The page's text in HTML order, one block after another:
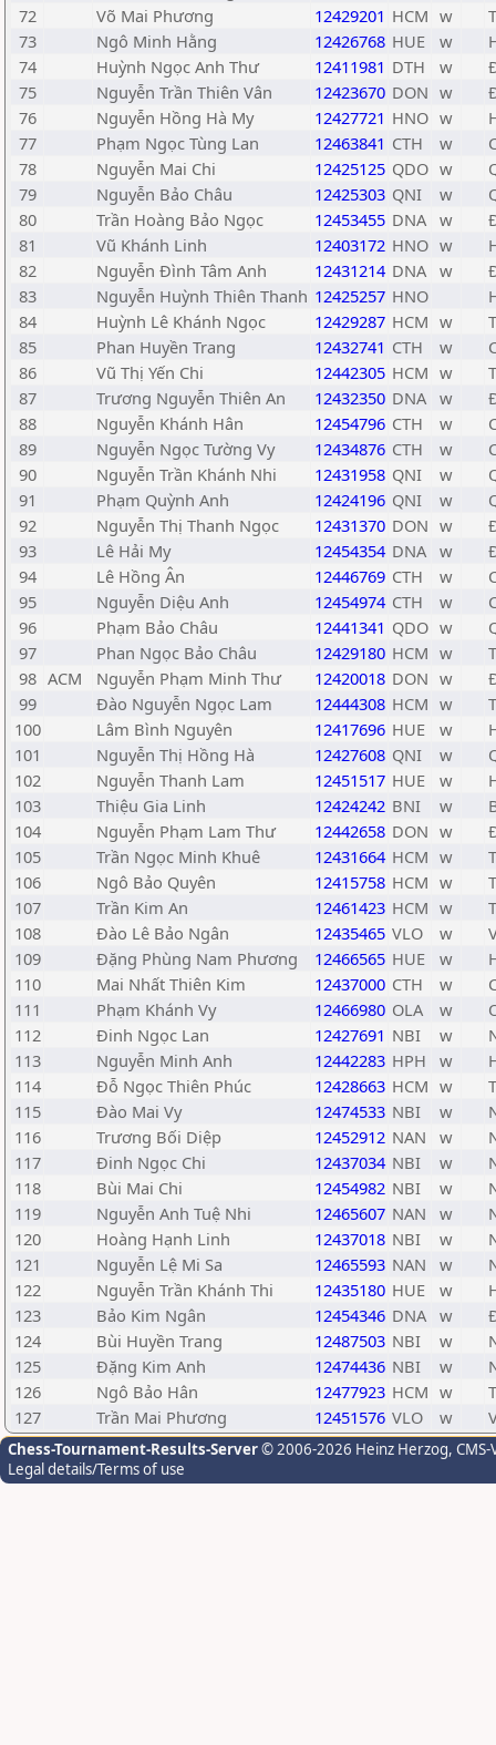
72
Võ Mai Phương 12429201 HCM w
73
Ngô Minh Hằng 12426768 HUE w
74
Huỳnh Ngọc Anh Thư 12411981 DTH w
75
Nguyễn Trần Thiên Vân 12423670 DON w
76
Nguyễn Hồng Hà My 12427721 HNO w
77
Phạm Ngọc Tùng Lan 12463841 CTH w
78
Nguyễn Mai Chi 12425125 QDO w
79
Nguyễn Bảo Châu 12425303 QNI w
80
Trần Hoàng Bảo Ngọc 12453455 DNA w
81
Vũ Khánh Linh 12403172 HNO w
82
Nguyễn Đình Tâm Anh 12431214 DNA w
83
Nguyễn Huỳnh Thiên Thanh 12425257 HNO
84
Huỳnh Lê Khánh Ngọc 12429287 HCM w
85
Phan Huyền Trang 12432741 CTH w
86
Vũ Thị Yến Chi 12442305 HCM w
87
Trương Nguyễn Thiên An 12432350 DNA w
88
Nguyễn Khánh Hân 12454796 CTH w
89
Nguyễn Ngọc Tường Vy 12434876 CTH w
90
Nguyễn Trần Khánh Nhi 12431958 QNI w
91
Phạm Quỳnh Anh 12424196 QNI w
92
Nguyễn Thị Thanh Ngọc 12431370 DON w
93
Lê Hải My 12454354 DNA w
94
Lê Hồng Ân 12446769 CTH w
95
Nguyễn Diệu Anh 12454974 CTH w
96
Phạm Bảo Châu 12441341 QDO w
97
Phan Ngọc Bảo Châu 12429180 HCM w
98 ACM Nguyễn Phạm Minh Thư 12420018 DON w
99
Đào Nguyễn Ngọc Lam 12444308 HCM w
100
Lâm Bình Nguyên 12417696 HUE w
101
Nguyễn Thị Hồng Hà 12427608 QNI w
102
Nguyễn Thanh Lam 12451517 HUE w
103
Thiệu Gia Linh 12424242 BNI w
104
Nguyễn Phạm Lam Thư 12442658 DON w
105
Trần Ngọc Minh Khuê 12431664 HCM w
106
Ngô Bảo Quyên 12415758 HCM w
107
Trần Kim An 12461423 HCM w
108
Đào Lê Bảo Ngân 12435465 VLO w
109
Đặng Phùng Nam Phương 12466565 HUE w
110
Mai Nhất Thiên Kim 12437000 CTH w
111
Phạm Khánh Vy 12466980 OLA w
112
Đinh Ngọc Lan 12427691 NBI w
113
Nguyễn Minh Anh 12442283 HPH w
114
Đỗ Ngọc Thiên Phúc 12428663 HCM w
115
Đào Mai Vy 12474533 NBI w
116
Trương Bối Diệp 12452912 NAN w
117
Đinh Ngọc Chi 12437034 NBI w
118
Bùi Mai Chi 12454982 NBI w
119
Nguyễn Anh Tuệ Nhi 12465607 NAN w
120
Hoàng Hạnh Linh 12437018 NBI w
121
Nguyễn Lệ Mi Sa 12465593 NAN w
122
Nguyễn Trần Khánh Thi 12435180 HUE w
123
Bảo Kim Ngân 12454346 DNA w
124
Bùi Huyền Trang 12487503 NBI w
125
Đặng Kim Anh 12474436 NBI w
126
Ngô Bảo Hân 12477923 HCM w
127
Trần Mai Phương 12451576 VLO w
Chess-Tournament-Results-Server© 2006-2026 Heinz Herzog,
Legal details/Terms of use